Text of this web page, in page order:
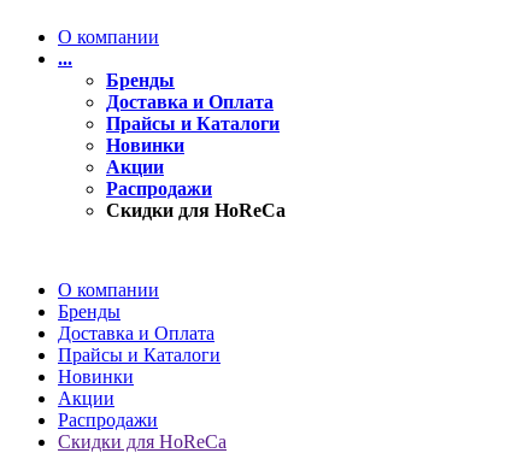
О компании
...
Бренды
Доставка и Оплата
Прайсы и Каталоги
Новинки
Акции
Распродажи
Скидки для HoReCa
О компании
Бренды
Доставка и Оплата
Прайсы и Каталоги
Новинки
Акции
Распродажи
Скидки для HoReCa